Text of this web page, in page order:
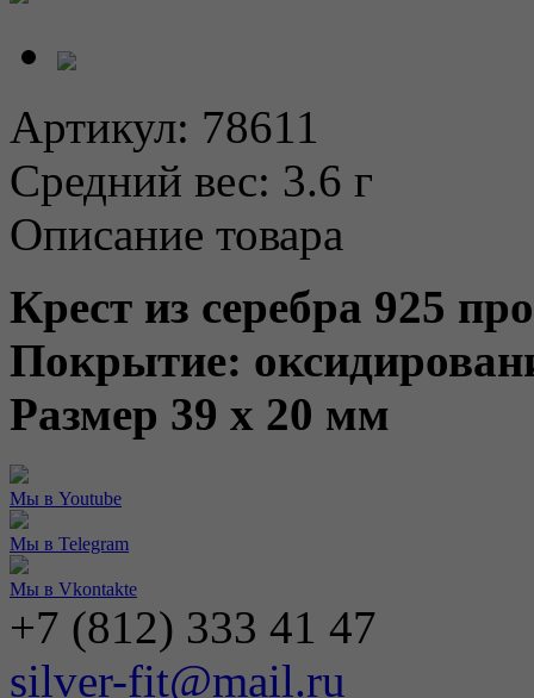
Артикул: 78611
Средний вес: 3.6 г
Описание товара
Крест из серебра 925
Покрытие:
Размер 39 х 20 мм
Мы в Youtube
Мы в Telegram
Мы в Vkontakte
+7 (812) 333 41 47
silver-fit@mail.ru